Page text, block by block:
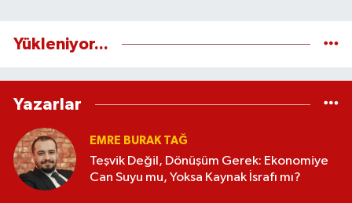
Yükleniyor...
Yazarlar
EMRE BURAK TAĞ
Teşvik Değil, Dönüşüm Gerek: Ekonomiye
Can Suyu mu, Yoksa Kaynak İsrafı mı?